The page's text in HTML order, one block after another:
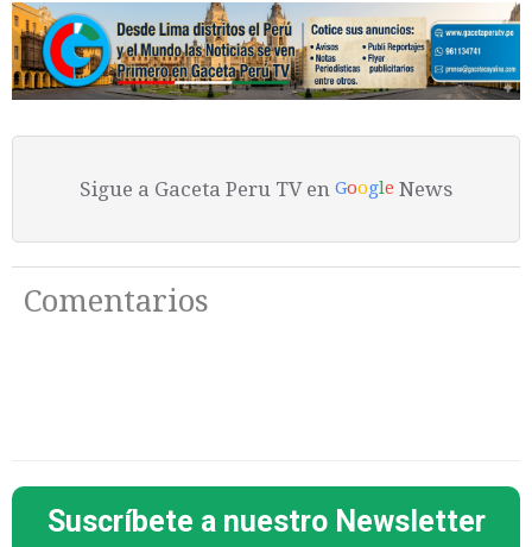
Sigue a Gaceta Peru TV en Google News
Comentarios
Suscríbete a nuestro Newsletter